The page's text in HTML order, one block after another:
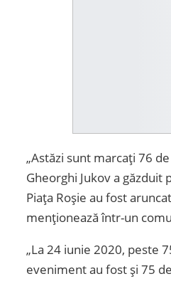
„Astăzi sunt marcați 76
Gheorghi Jukov a găzduit
Piața Roșie au fost
menționează într-un
„La 24 iunie 2020, peste
eveniment au fost și 75